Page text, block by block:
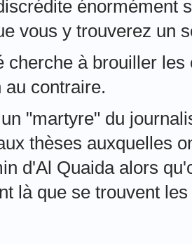
énormément
vous y trouverez un
cherche à brouiller
au contraire.
"martyre" du
thèses auxquelles
d'Al Quaida alors
là que se trouvent